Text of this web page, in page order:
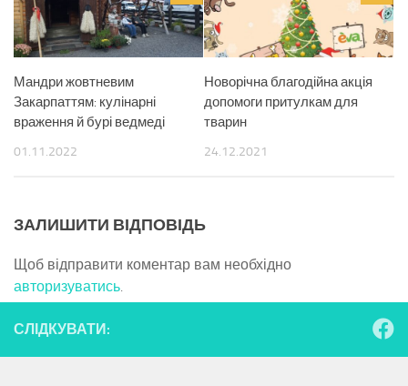
Мандри жовтневим
Закарпаттям: кулінарні
враження й бурі ведмеді
01.11.2022
Новорічна благодійна акція
допомоги притулкам для
тварин
24.12.2021
ЗАЛИШИТИ ВІДПОВІДЬ
Щоб відправити коментар вам необхідно
авторизуватись.
СЛІДКУВАТИ: